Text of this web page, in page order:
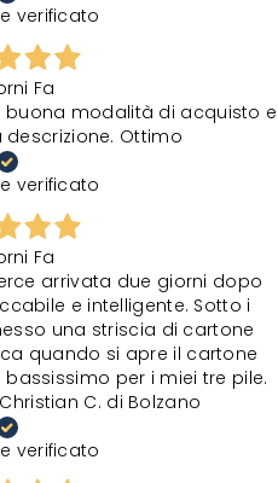
verificato
Fa
buona modalità di acquisto e
Ottimo
verificato
Fa
arrivata due giorni dopo
e intelligente. Sotto i
una striscia di cartone
quando si apre il cartone
per i miei tre pile.
C. di Bolzano
verificato